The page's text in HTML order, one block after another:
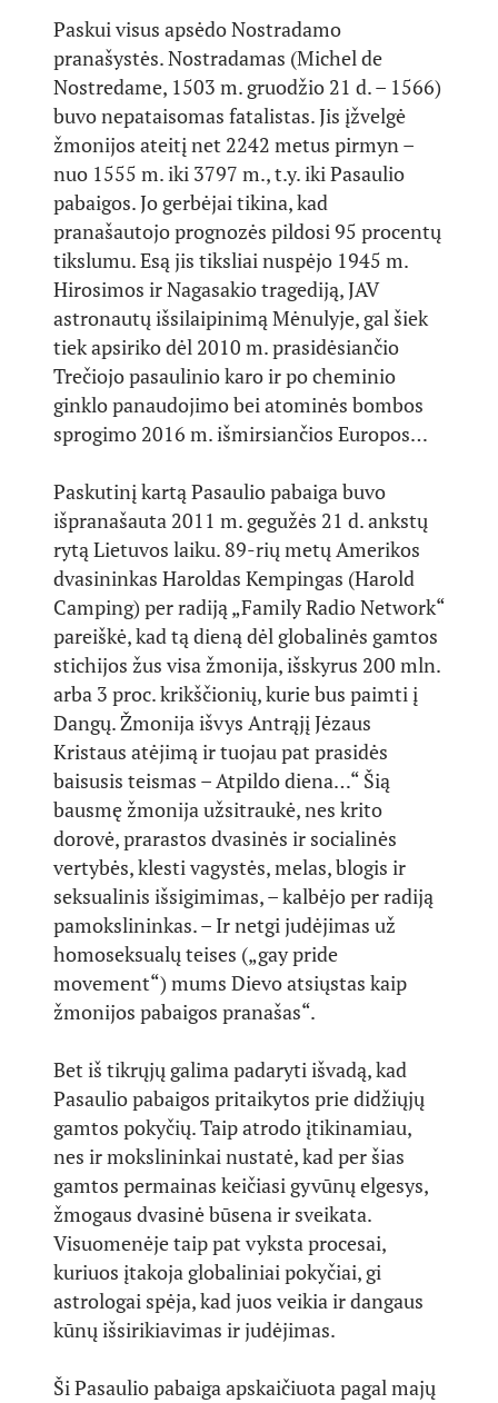
Paskui visus apsėdo Nostradamo
pranašystės. Nostradamas (Michel de
Nostredame, 1503 m. gruodžio 21 d. – 1566)
buvo nepataisomas fatalistas. Jis įžvelgė
žmonijos ateitį net 2242 metus pirmyn –
nuo 1555 m. iki 3797 m., t.y. iki Pasaulio
pabaigos. Jo gerbėjai tikina, kad
pranašautojo prognozės pildosi 95 procentų
tikslumu. Esą jis tiksliai nuspėjo 1945 m.
Hirosimos ir Nagasakio tragediją, JAV
astronautų išsilaipinimą Mėnulyje, gal šiek
tiek apsiriko dėl 2010 m. prasidėsiančio
Trečiojo pasaulinio karo ir po cheminio
ginklo panaudojimo bei atominės bombos
sprogimo 2016 m. išmirsiančios Europos…
Paskutinį kartą Pasaulio pabaiga buvo
išpranašauta 2011 m. gegužės 21 d. ankstų
rytą Lietuvos laiku. 89-rių metų Amerikos
dvasininkas Haroldas Kempingas (Harold
Camping) per radiją „Family Radio Network“
pareiškė, kad tą dieną dėl globalinės gamtos
stichijos žus visa žmonija, išskyrus 200 mln.
arba 3 proc. krikščionių, kurie bus paimti į
Dangų. Žmonija išvys Antrąjį Jėzaus
Kristaus atėjimą ir tuojau pat prasidės
baisusis teismas – Atpildo diena…“ Šią
bausmę žmonija užsitraukė, nes krito
dorovė, prarastos dvasinės ir socialinės
vertybės, klesti vagystės, melas, blogis ir
seksualinis išsigimimas, – kalbėjo per radiją
pamokslininkas. – Ir netgi judėjimas už
homoseksualų teises („gay pride
movement“) mums Dievo atsiųstas kaip
žmonijos pabaigos pranašas“.
Bet iš tikrųjų galima padaryti išvadą, kad
Pasaulio pabaigos pritaikytos prie didžiųjų
gamtos pokyčių. Taip atrodo įtikinamiau,
nes ir mokslininkai nustatė, kad per šias
gamtos permainas keičiasi gyvūnų elgesys,
žmogaus dvasinė būsena ir sveikata.
Visuomenėje taip pat vyksta procesai,
kuriuos įtakoja globaliniai pokyčiai, gi
astrologai spėja, kad juos veikia ir dangaus
kūnų išsirikiavimas ir judėjimas.
Ši Pasaulio pabaiga apskaičiuota pagal majų